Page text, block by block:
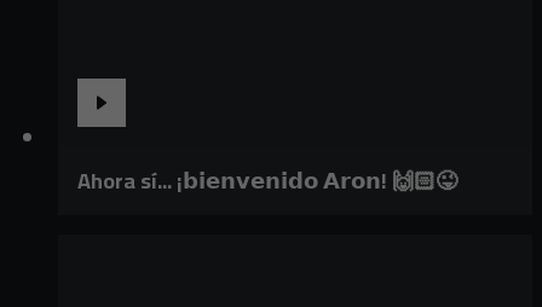
Ahora sí... ¡𝗯𝗶𝗲𝗻𝘃𝗲𝗻𝗶𝗱𝗼 𝗔𝗿𝗼𝗻! 🙌🏻😜